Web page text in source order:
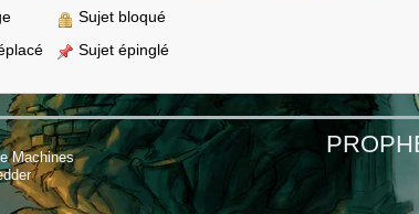
Sujet bloqué
Sujet épinglé
Machines